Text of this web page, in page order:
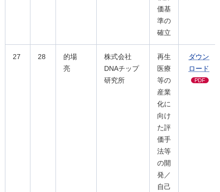
価基
準の
確立
27 28
的場
亮
株式会社
DNAチップ
研究所
再生
医療
等の
産業
化に
向け
た評
価手
法等
の開
発／
自己
ダウン
ロード
PDF